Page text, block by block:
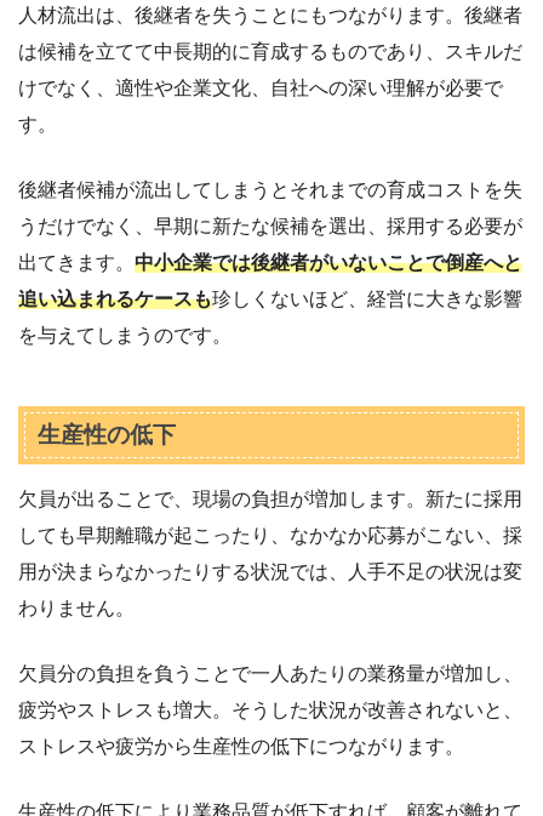
人材流出は、後継者を失うことにもつながります。後継者
は候補を立てて中長期的に育成するものであり、スキルだ
けでなく、適性や企業文化、自社への深い理解が必要で
す。
後継者候補が流出してしまうとそれまでの育成コストを失
うだけでなく、早期に新たな候補を選出、採用する必要が
出てきます。 中小企業では後継者がいないことで倒産へと
追い込まれるケースも珍しくないほど、経営に大きな影響
を与えてしまうのです。
生産性の低下
欠員が出ることで、現場の負担が増加します。新たに採用
しても早期離職が起こったり、なかなか応募がこない、採
用が決まらなかったりする状況では、人手不足の状況は変
わりません。
欠員分の負担を負うことで一人あたりの業務量が増加し、
疲労やストレスも増大。そうした状況が改善されないと、
ストレスや疲労から生産性の低下につながります。
生産性の低下により業務品質が低下すれば、顧客が離れて